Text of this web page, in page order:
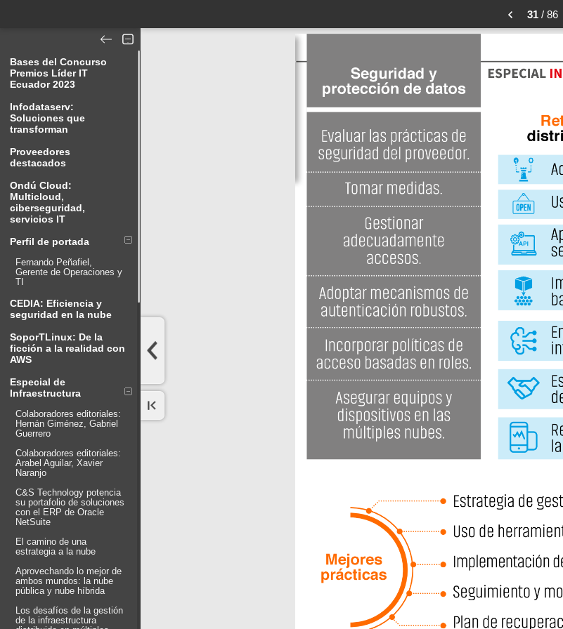
31 / 86
Bases del Concurso
Premios Líder IT
Ecuador 2023
Infodataserv:
Soluciones que
transforman
Proveedores
destacados
Ondú Cloud:
Multicloud,
ciberseguridad,
servicios IT
Perfil de portada
Fernando Peñafiel,
Gerente de Operaciones y
TI
CEDIA: Eficiencia y
seguridad en la nube
SoporTLinux: De la
ficción a la realidad con
AWS
Especial de
Infraestructura
Colaboradores editoriales:
Hernán Giménez, Gabriel
Guerrero
Colaboradores editoriales:
Arabel Aguilar, Xavier
Naranjo
C&S Technology potencia
su portafolio de soluciones
con el ERP de Oracle
NetSuite
El camino de una
estrategia a la nube
Aprovechando lo mejor de
ambos mundos: la nube
pública y nube híbrida
Los desafíos de la gestión
de la infraestructura